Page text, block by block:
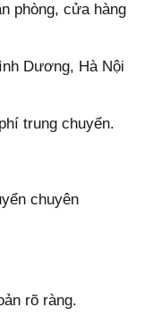
phòng, cửa hàng
Dương, Hà Nội
trung chuyển.
chuyên
rõ ràng.